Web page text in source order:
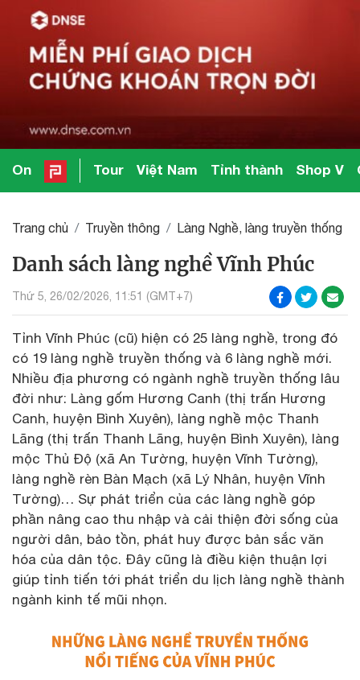
On Tour Việt Nam Tỉnh thành Shop V
Trang chủ Truyền thông Làng Nghề, làng truyền thống
Danh sách làng nghề Vĩnh Phúc
Thứ 5, 26/02/2026, 11:51 (GMT+7)
Tỉnh Vĩnh Phúc (cũ) hiện có 25 làng nghề, trong đó
có 19 làng nghề truyền thống và 6 làng nghề mới.
Nhiều địa phương có ngành nghề truyền thống lâu
đời như: Làng gốm Hương Canh (thị trấn Hương
Canh, huyện Bình Xuyên), làng nghề mộc Thanh
Lãng (thị trấn Thanh Lãng, huyện Bình Xuyên), làng
mộc Thủ Độ (xã An Tường, huyện Vĩnh Tường),
làng nghề rèn Bàn Mạch (xã Lý Nhân, huyện Vĩnh
Tường)… Sự phát triển của các làng nghề góp
phần nâng cao thu nhập và cải thiện đời sống của
người dân, bảo tồn, phát huy được bản sắc văn
hóa của dân tộc. Đây cũng là điều kiện thuận lợi
giúp tỉnh tiến tới phát triển du lịch làng nghề thành
ngành kinh tế mũi nhọn.